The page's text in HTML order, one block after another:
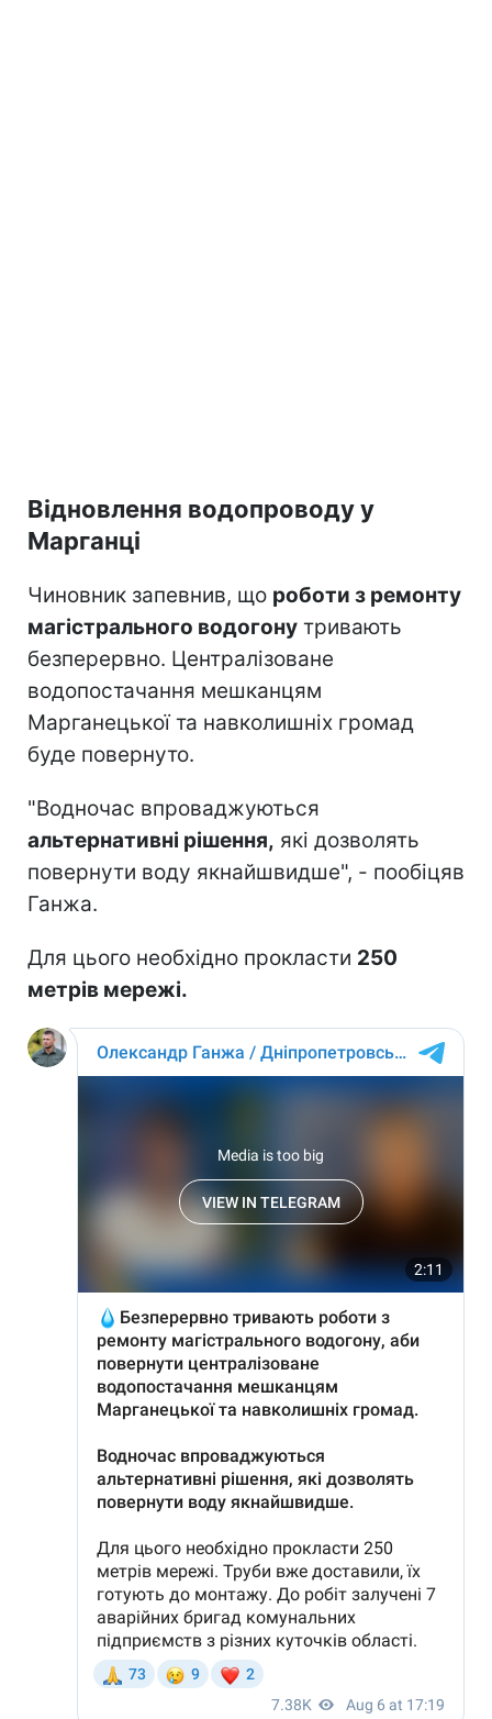
Відновлення водопроводу у
Марганці
Чиновник запевнив, що роботи з ремонту
магістрального водогону тривають
безперервно. Централізоване
водопостачання мешканцям
Марганецької та навколишніх громад
буде повернуто.
"Водночас впроваджуються
альтернативні рішення, які дозволять
повернути воду якнайшвидше", - пообіцяв
Ганжа.
Для цього необхідно прокласти 250
метрів мережі.